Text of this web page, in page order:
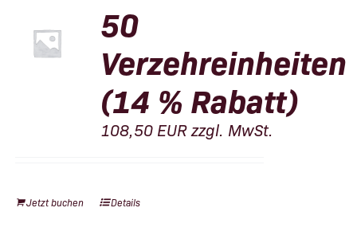
50
Verzehreinheiten
(14 % Rabatt)
108,50EURzzgl. MwSt.
Jetzt buchen Details